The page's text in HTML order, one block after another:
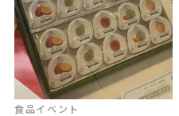
食品イベント